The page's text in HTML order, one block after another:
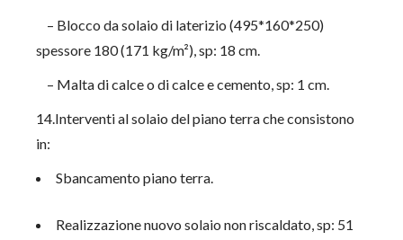
– Blocco da solaio di laterizio (495*160*250)
spessore 180 (171 kg/m²), sp: 18 cm.
– Malta di calce o di calce e cemento, sp: 1 cm.
14.Interventi al solaio del piano terra che consistono
in:
Sbancamento piano terra.
Realizzazione nuovo solaio non riscaldato, sp: 51